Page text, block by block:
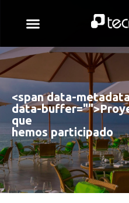
<span data-
data-buffer="">
que
hemos participado